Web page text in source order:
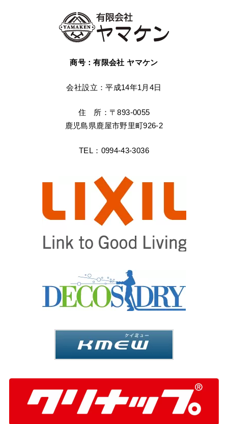
商号：有限会社 ヤマケン
会社設立：平成14年1月4日
住 所：〒893-0055
鹿児島県鹿屋市野里町926-2
TEL：0994-43-3036